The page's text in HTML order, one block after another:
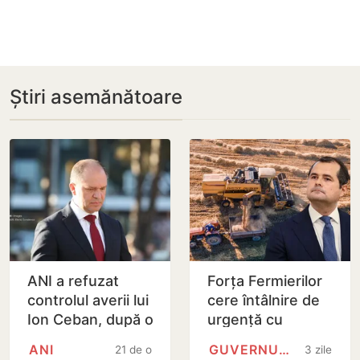
Știri asemănătoare
ANI a refuzat
controlul averii lui
Ion Ceban, după o
21 de ore
ANI
Forța Fermierilor
cere întâlnire de
urgență cu
3 zile
GUVERNUL REPUBLICII MOLDOVA